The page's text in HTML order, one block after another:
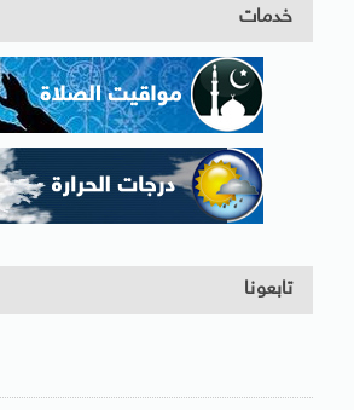
خدمات
تابعونا